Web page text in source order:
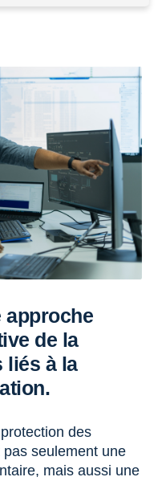
approche
de la
liés à la
des
pas seulement une
mais aussi une